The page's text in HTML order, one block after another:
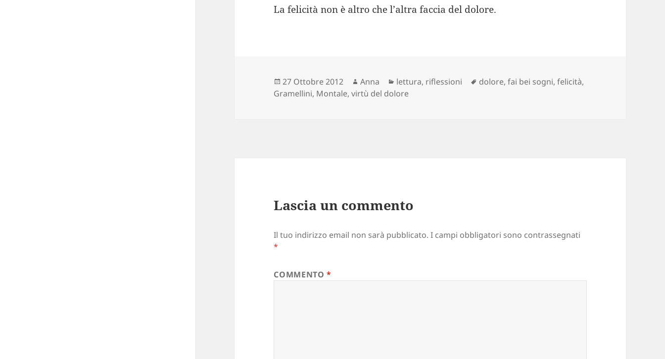
La felicità non è altro che l’altra faccia del dolore.
Scritto
il
27 Ottobre 2012 Autore
Anna Categorie
lettura, riflessioni Tag
dolore,fai bei sogni,felicità,
Gramellini, Montale,virtù del dolore
Lascia un commento
Il tuo indirizzo email non sarà pubblicato. I campi obbligatori sono contrassegnati
*
COMMENTO*